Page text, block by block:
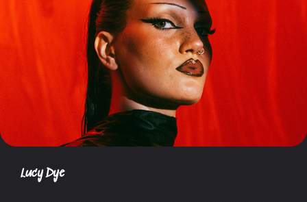
Lucy Dye